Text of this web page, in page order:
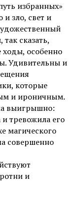
избранных»
зло, свет и
сказать,
ходы, особенно
Удивительны и
которые
и ироничным.
выигрышно:
и тревожила его
магического
совершенно
и